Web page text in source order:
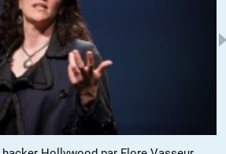
//07.01.2016 à 10h51
d’agression internationale
croyons investit : L’universalisme des
………. Que penser de la notion